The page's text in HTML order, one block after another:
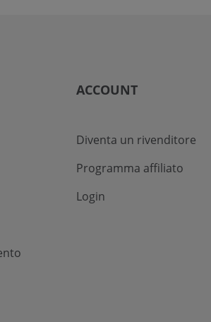
ACCOUNT
Diventa un rivenditore
Programma affiliato
Login